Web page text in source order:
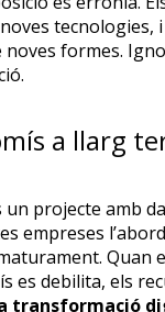
tecnologies,
formes.
a llarg
projecte amb
empreses
Quan
es debilita, els
transformació